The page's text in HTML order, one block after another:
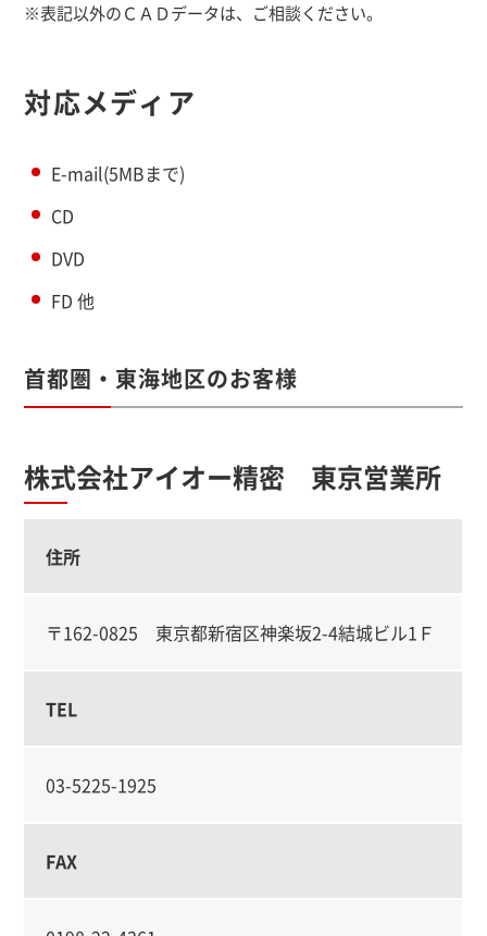
※表記以外のＣＡＤデータは、ご相談ください。
対応メディア
E-mail(5MBまで)
CD
DVD
FD 他
首都圏・東海地区のお客様
株式会社アイオー精密 東京営業所
住所
〒162-0825 東京都新宿区神楽坂2-4結城ビル1Ｆ
TEL
03-5225-1925
FAX